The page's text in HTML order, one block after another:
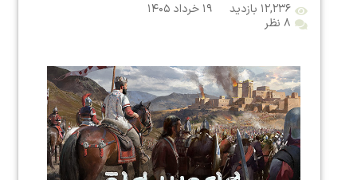
۱۲,۲۳۶ بازدید
۱۹ خرداد ۱۴۰۵
۸ نظر